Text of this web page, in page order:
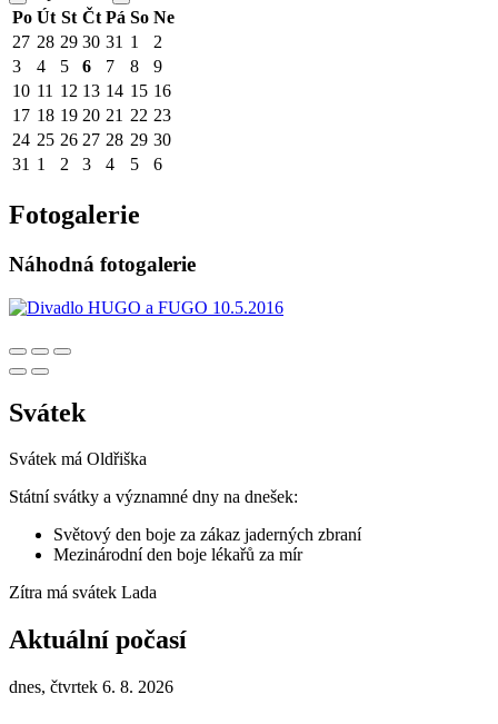
Po Út St Čt Pá So Ne
27 28 29 30 31 1
2
3
4 5 6 7 8
9
10 11 12 13 14 15 16
17 18 19 20 21 22 23
24 25 26 27 28 29 30
31 1 2 3 4 5 6
Fotogalerie
Náhodná fotogalerie
Svátek
Svátek má Oldřiška
Státní svátky a významné dny na dnešek:
Světový den boje za zákaz jaderných zbraní
Mezinárodní den boje lékařů za mír
Zítra má svátek Lada
Aktuální počasí
dnes, čtvrtek 6. 8. 2026